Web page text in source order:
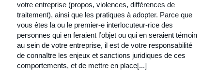
votre entreprise (propos, violences, différences de
traitement), ainsi que les pratiques à adopter. Parce que
vous êtes la ou le premier-e interlocuteur-rice des
personnes qui en feraient l’objet ou qui en seraient témoin
au sein de votre entreprise, il est de votre responsabilité
de connaître les enjeux et sanctions juridiques de ces
comportements, et de mettre en place[...]